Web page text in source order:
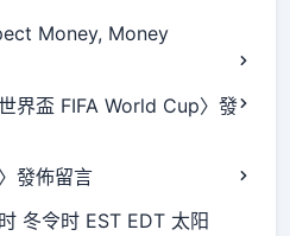
Money, Money
界盃 FIFA World Cup〉發
〉發佈留言
冬令时 EST EDT 太阳